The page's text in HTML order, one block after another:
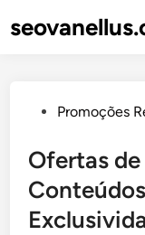
to
PostedPromoções
Ofertas